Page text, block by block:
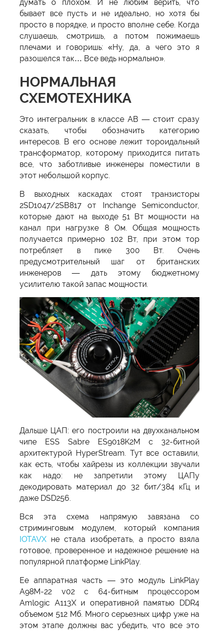
думать о плохом. И не любим верить, что
бывает все пусть и не идеально, но хотя бы
просто в порядке, и просто вполне себе. Когда
слушаешь, смотришь, а потом пожимаешь
плечами и говоришь: «Ну, да, а чего это я
разошелся так… Все ведь нормально».
НОРМАЛЬНАЯ
СХЕМОТЕХНИКА
Это интегральник в классе AB — стоит сразу
сказать, чтобы обозначить категорию
интересов. В его основе лежит тороидальный
трансформатор, которому приходится питать
все, что заботливые инженеры поместили в
этот небольшой корпус.
В выходных каскадах стоят транзисторы
2SD1047/2SB817 от Inchange Semiconductor,
которые дают на выходе 51 Вт мощности на
канал при нагрузке 8 Ом. Общая мощность
получается примерно 102 Вт, при этом тор
потребляет в пике 300 Вт. Очень
предусмотрительный шаг от британских
инженеров — дать этому бюджетному
усилителю такой запас мощности.
Дальше ЦАП: его построили на двухканальном
чипе ESS Sabre ES9018K2M с 32-битной
архитектурой HyperStream. Тут все оставили,
как есть, чтобы хайрезы из коллекции звучали
как надо: не запретили этому ЦАПу
декодировать материал до 32 бит/384 кГц и
даже DSD256.
Вся эта схема напрямую завязана со
стриминговым модулем, который компания
IOTAVX не стала изобретать, а просто взяла
готовое, проверенное и надежное решение на
популярной платформе LinkPlay.
Ее аппаратная часть — это модуль LinkPlay
A98M-22 v02 с 64-битным процессором
Amlogic A113X и оперативной памятью DDR4
объемом 512 Мб. Много серьезных цифр уже на
этом этапе должны вас убедить, что все это